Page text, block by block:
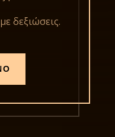
δεξιώσεις.